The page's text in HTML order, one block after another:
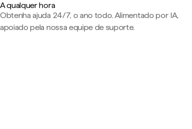
A qualquer hora
Obtenha ajuda 24/7, o ano todo. Alimentado por IA,
apoiado pela nossa equipe de suporte.